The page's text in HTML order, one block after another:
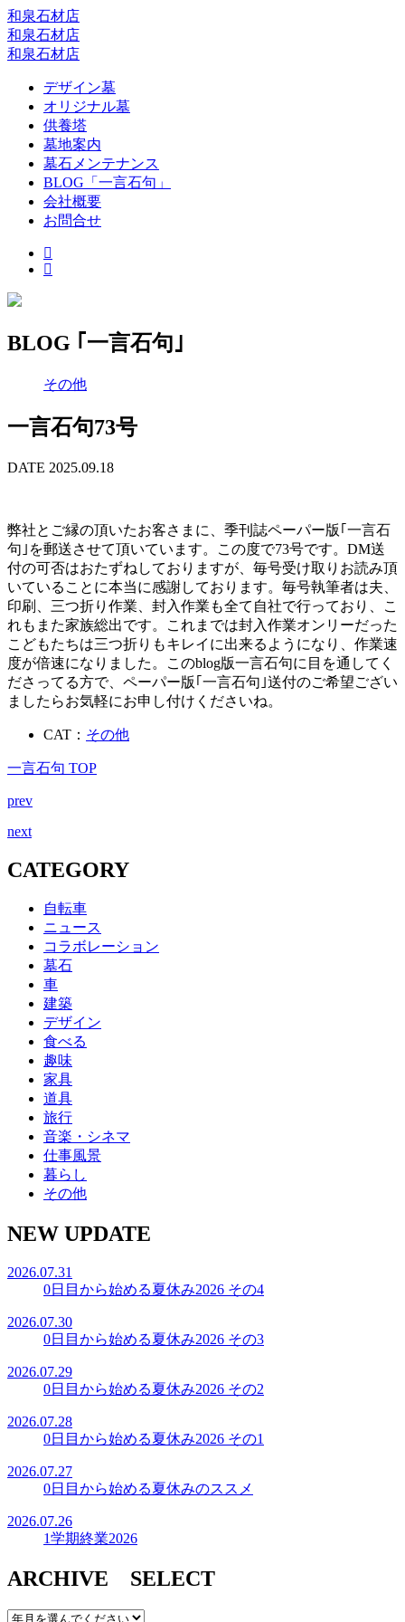
和泉石材店
和泉石材店
和泉石材店
デザイン墓
オリジナル墓
供養塔
墓地案内
墓石メンテナンス
BLOG「一言石句」
会社概要
お問合せ
BLOG ｢一言石句｣
その他
一言石句73号
DATE 2025.09.18
弊社とご縁の頂いたお客さまに、季刊誌ペーパー版｢一言石
句｣を郵送させて頂いています。この度で73号です。DM送
付の可否はおたずねしておりますが、毎号受け取りお読み頂
いていることに本当に感謝しております。毎号執筆者は夫、
印刷、三つ折り作業、封入作業も全て自社で行っており、こ
れもまた家族総出です。これまでは封入作業オンリーだった
こどもたちは三つ折りもキレイに出来るようになり、作業速
度が倍速になりました。このblog版一言石句に目を通してく
ださってる方で、ペーパー版｢一言石句｣送付のご希望ござい
ましたらお気軽にお申し付けくださいね。
CAT： その他
一言石句 TOP
prev
next
CATEGORY
自転車
ニュース
コラボレーション
墓石
車
建築
デザイン
食べる
趣味
家具
道具
旅行
音楽・シネマ
仕事風景
暮らし
その他
NEW UPDATE
2026.07.31
0日目から始める夏休み2026 その4
2026.07.30
0日目から始める夏休み2026 その3
2026.07.29
0日目から始める夏休み2026 その2
2026.07.28
0日目から始める夏休み2026 その1
2026.07.27
0日目から始める夏休みのススメ
2026.07.26
1学期終業2026
ARCHIVE SELECT